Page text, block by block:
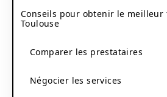
Conseils pour obtenir le meilleur
Toulouse
Comparer les prestataires
Négocier les services